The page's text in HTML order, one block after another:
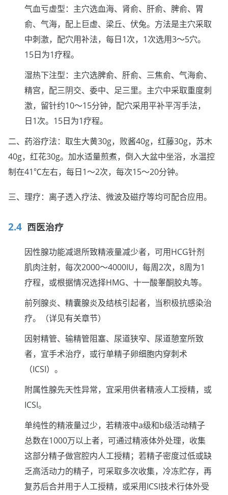
气血亏虚型：主穴选血海、肾俞、肝俞、脾俞、胃
俞、气海，配上巨虚、梁丘、伏兔。方法是主穴采取
中刺激，配穴用补法，每日1次，1次选用3～5穴。
15日为1疗程。
湿热下注型：主穴选脾俞、肝俞、三焦俞、气海俞、
精宫，配三阴交、委中、足三里。主穴中采取重度刺
激，留针约10～15分钟，配穴采用平补平泻手法，
日1次。15日为1疗程。
二、药浴疗法：取生大黄30g，败酱40g，红藤30g，苏木
40g，红花30g。加水适量煎煮，倒入大盆中坐浴，水温控
制在41℃左右，每日1～2次，每次15～20分钟。
三、理疗：离子透入疗法、微波及磁疗等均可配合应用。
西医治疗
因性腺功能减退所致精液量减少者，可用HCG针剂
肌肉注射，每次2000～4000IU，每周2次，8周为1
疗程，或根据情况选择HMG、十一酸睾酮胶丸等。
前列腺炎、精囊腺炎及结核引起者，当积极抗感染治
疗。（详见有关章节）
因射精管、输精管阻塞、尿道狭窄、尿道憩室所致
者，宜手术治疗，或行单精子卵细胞内穿刺术
（ICSI）。
附属性腺先天性异常，宜采用供者精液人工授精，或
ICSI。
单纯性的精液量过少，若精液中a级和b级活动精子
总数在1000万以上者，可通过精液体外处理，收集
这部分精子做宫腔内人工授精；若精子密度过低或缺
乏高活动力的精子，可采取多次收集，冷冻贮存，再
复苏后合并用于人工授精，或采用ICSI技术行体外受